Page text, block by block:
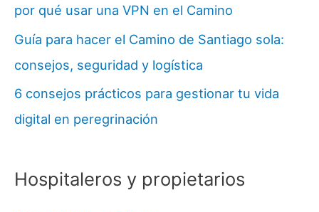
por qué usar una VPN en el Camino
Guía para hacer el Camino de Santiago sola:
consejos, seguridad y logística
6 consejos prácticos para gestionar tu vida
digital en peregrinación
Hospitaleros y propietarios